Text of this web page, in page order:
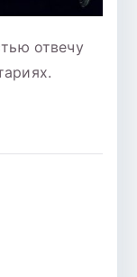
отвечу